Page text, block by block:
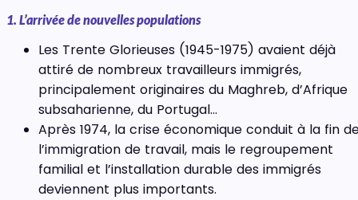
1. L’arrivée de nouvelles populations
Les Trente Glorieuses (1945-1975) avaient déjà
attiré de nombreux travailleurs immigrés,
principalement originaires du Maghreb, d’Afrique
subsaharienne, du Portugal…
Après 1974, la crise économique conduit à la fin
l’immigration de travail, mais le regroupement
familial et l’installation durable des immigrés
deviennent plus importants.